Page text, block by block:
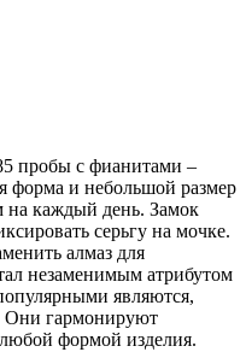
пробы с фианитами –
форма и небольшой размер
на каждый день. Замок
серьгу на мочке.
алмаз для
незаменимым атрибутом
являются,
Они гармонируют
формой изделия.